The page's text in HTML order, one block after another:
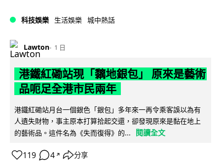
科技娛樂 生活娛樂 城中熱話
Lawton 1 日
港鐵紅磡站現「黐地銀包」 原來是藝術
品呃足全港市民兩年
港鐵紅磡站月台一個銀色「銀包」多年來一再令乘客誤以為有
人遺失財物，事主原本打算拾起交還，卻發現原來是黏在地上
的藝術品。這件名為《失而復得》的...
閱讀全文
119 4 ↗ 分享